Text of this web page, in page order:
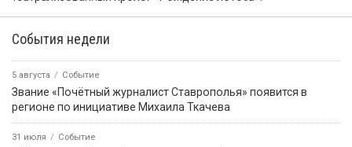
События недели
5 августа Событие
Звание «Почётный журналист Ставрополья» появится в
регионе по инициативе Михаила Ткачева
31 июля Событие